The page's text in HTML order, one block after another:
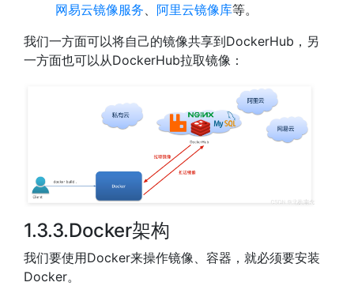
网易云镜像服务、 阿里云镜像库等。
我们一方面可以将自己的镜像共享到DockerHub，另
一方面也可以从DockerHub拉取镜像：
1.3.3.Docker架构
我们要使用Docker来操作镜像、容器，就必须要安装
Docker。